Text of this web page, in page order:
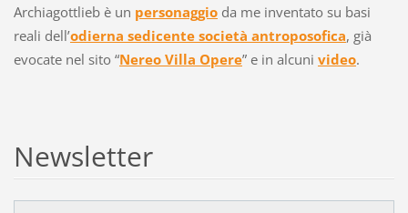
Archiagottlieb è un personaggioda me inventato su basi
reali dell’odierna sedicente società antroposofica, già
evocate nel sito “Nereo Villa Opere” e in alcuni video.
Newsletter